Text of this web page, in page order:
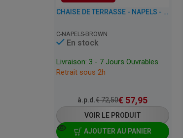
CHAISE DE TERRASSE - NAPELS - ALUMINIUM/PLASTIQUE
C-NAPELS-BROWN
En stock
Livraison: 3 - 7 Jours Ouvrables
Retrait sous 2h
à.p.d.€72,50€ 57,95
VOIR LE PRODUIT
AJOUTER AU PANIER